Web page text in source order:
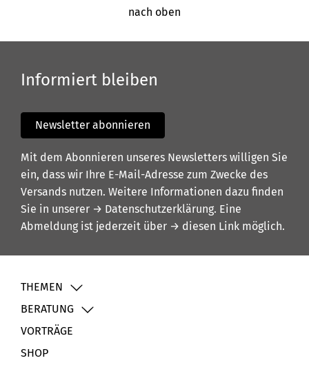
nach oben
Informiert bleiben
Newsletter abonnieren
Mit dem Abonnieren unseres Newsletters willigen Sie
ein, dass wir Ihre E-Mail-Adresse zum Zwecke des
Versands nutzen. Weitere Informationen dazu finden
Sie in unserer → Datenschutzerklärung. Eine
Abmeldung ist jederzeit über → diesen Link möglich.
THEMEN
BERATUNG
VORTRÄGE
SHOP